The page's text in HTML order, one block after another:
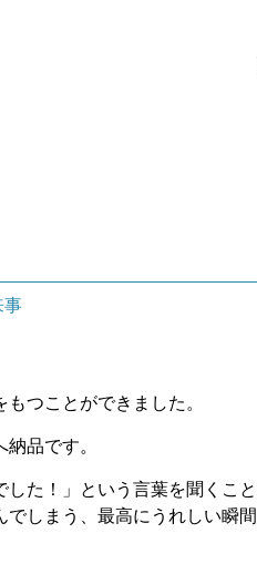
事
つことができました。
品です。
た！」という言葉を聞くこ
しまう、最高にうれしい瞬